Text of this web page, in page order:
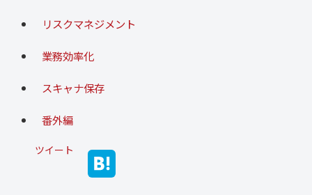
リスクマネジメント
業務効率化
スキャナ保存
番外編
ツイート